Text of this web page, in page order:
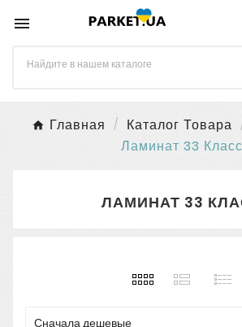

Главная Каталог Товара
Ламинат 33 Класс
ЛАМИНАТ 33
Сначала дешевые